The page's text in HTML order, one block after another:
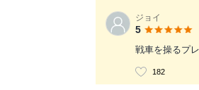
ジョイ
5
戦車を操るプ
182